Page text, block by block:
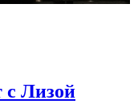
с Лизой